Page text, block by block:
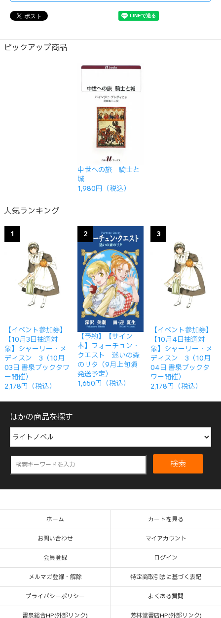
ピックアップ商品
中世への旅 騎士と
城
1,980円（税込）
人気ランキング
1
【イベント参加券】
【10月3日抽選対
象】シャーリー・メ
ディスン 3（10月
03日 書泉ブックタワ
ー開催）
2,178円（税込）
2
【予約】【サイン
本】フォーチュン・
クエスト 迷いの森
のリタ（9月上旬頃
発送予定）
1,650円（税込）
3
【イベント参加券】
【10月4日抽選対
象】シャーリー・メ
ディスン 3（10月
04日 書泉ブックタ
ワー開催）
2,178円（税込）
ほかの商品を探す
検索
ホーム カートを見る
お問い合わせ マイアカウント
会員登録 ログイン
メルマガ登録・解除 特定商取引法に基づく表記
プライバシーポリシー よくある質問
書泉総合HP(外部リンク) 芳林堂書店HP(外部リンク)